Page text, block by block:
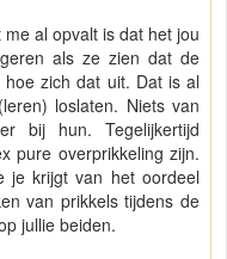
al opvalt is dat het jou
als ze zien dat de
zich dat uit. Dat is al
loslaten. Niets van
bij hun. Tegelijkertijd
pure overprikkeling zijn.
je krijgt van het oordeel
van prikkels tijdens de
jullie beiden.